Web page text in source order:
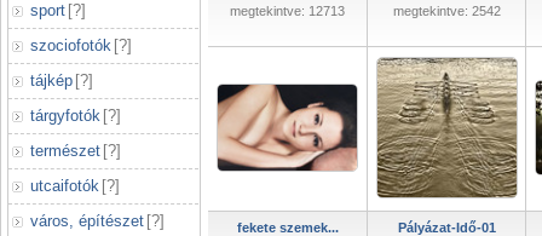
sport [?]
szociofotók [?]
tájkép [?]
tárgyfotók [?]
természet [?]
utcaifotók [?]
város, építészet [?]
megtekintve: 12713
megtekintve: 2542
fekete szemek...
Pályázat-Idő-01